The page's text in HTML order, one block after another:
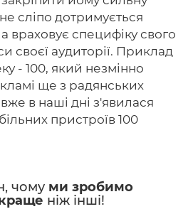
сліпо дотримується
враховує специфіку свого
своєї аудиторії. Приклад
- 100, який незмінно
ще з радянських
вже в наші дні з'явилася
пристроїв 100
чому ми зробимо
ніж інші!